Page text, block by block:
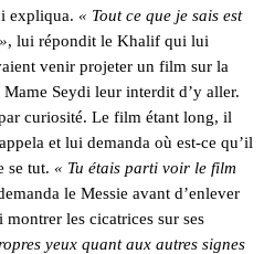
expliqua. « Tout ce que je sais est
, lui répondit le Khalif qui lui
venir projeter un film sur la
Seydi leur interdit d’y aller.
curiosité. Le film étant long, il
et lui demanda où est-ce qu’il
se tut. « Tu étais parti voir le film
le Messie avant d’enlever
montrer les cicatrices sur ses
yeux quant aux autres signes